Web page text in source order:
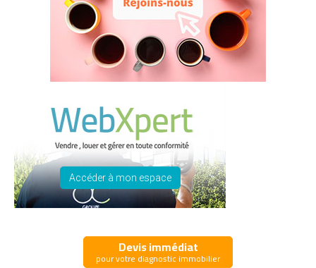
Accéder à mon espace
Devis immédiat
pour votre diagnostic immobilier